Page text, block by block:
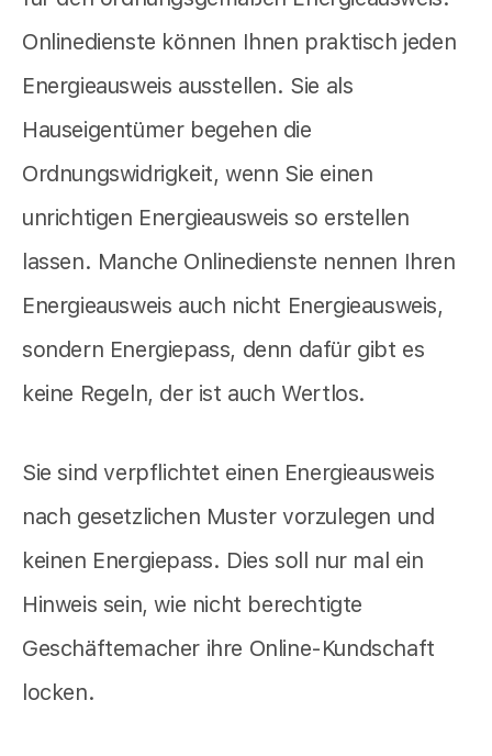
Onlinedienste können Ihnen praktisch jeden
Energieausweis ausstellen. Sie als
Hauseigentümer begehen die
Ordnungswidrigkeit, wenn Sie einen
unrichtigen Energieausweis so erstellen
lassen. Manche Onlinedienste nennen Ihren
Energieausweis auch nicht Energieausweis,
sondern Energiepass, denn dafür gibt es
keine Regeln, der ist auch Wertlos.
Sie sind verpflichtet einen Energieausweis
nach gesetzlichen Muster vorzulegen und
keinen Energiepass. Dies soll nur mal ein
Hinweis sein, wie nicht berechtigte
Geschäftemacher ihre Online-Kundschaft
locken.